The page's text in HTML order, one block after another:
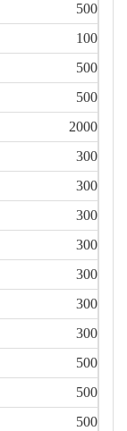
500
100
500
500
2000
300
300
300
300
300
300
300
500
500
500